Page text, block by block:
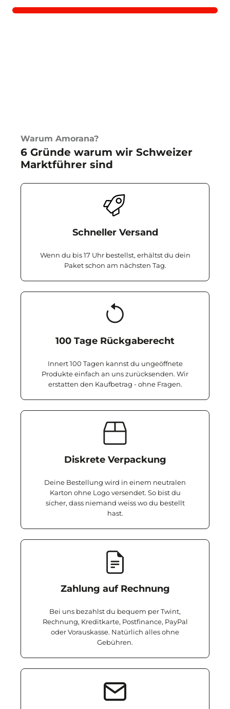
Warum Amorana?
6 Gründe warum wir Schweizer
Marktführer sind
Schneller Versand
Wenn du bis 17 Uhr bestellst, erhältst du dein
Paket schon am nächsten Tag.
100 Tage Rückgaberecht
Innert 100 Tagen kannst du ungeöffnete
Produkte einfach an uns zurücksenden. Wir
erstatten den Kaufbetrag - ohne Fragen.
Diskrete Verpackung
Deine Bestellung wird in einem neutralen
Karton ohne Logo versendet. So bist du
sicher, dass niemand weiss wo du bestellt
hast.
Zahlung auf Rechnung
Bei uns bezahlst du bequem per Twint,
Rechnung, Kreditkarte, Postfinance, PayPal
oder Vorauskasse. Natürlich alles ohne
Gebühren.